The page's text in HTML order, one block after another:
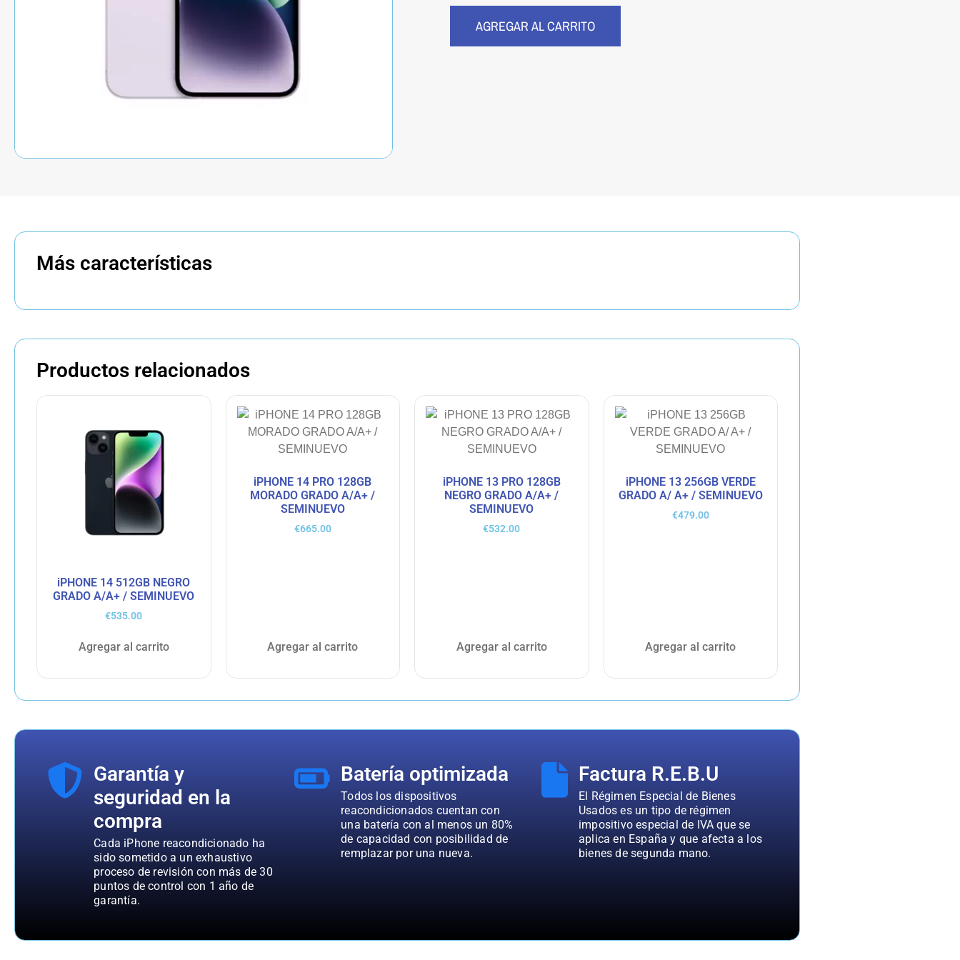
AGREGAR AL CARRITO
Más características
Productos relacionados
iPHONE 14 512GB NEGRO
GRADO A/A+ / SEMINUEVO
€535.00
Agregar al carrito
iPHONE 14 PRO 128GB
MORADO GRADO A/A+ /
SEMINUEVO
€665.00
Agregar al carrito
iPHONE 13 PRO 128GB
NEGRO GRADO A/A+ /
SEMINUEVO
€532.00
Agregar al carrito
iPHONE 13 256GB VERDE
GRADO A/ A+ / SEMINUEVO
€479.00
Agregar al carrito
Garantía y
seguridad en la
compra
Cada iPhone reacondicionado ha
sido sometido a un exhaustivo
proceso de revisión con más de 30
puntos de control con 1 año de
garantía.
Batería optimizada
Todos los dispositivos
reacondicionados cuentan con
una batería con al menos un 80%
de capacidad con posibilidad de
remplazar por una nueva.
Factura R.E.B.U
El Régimen Especial de Bienes
Usados es un tipo de régimen
impositivo especial de IVA que se
aplica en España y que afecta a los
bienes de segunda mano.